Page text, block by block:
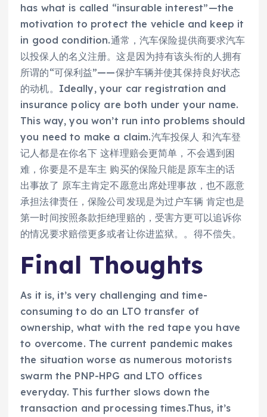
has what is called “insurable interest”—the
motivation to protect the vehicle and keep it
in good condition.通常，汽车保险提供商要求汽车
以投保人的名义注册。这是因为持有该头衔的人拥有
所谓的“可保利益”——保护车辆并使其保持良好状态
的动机。Ideally, your car registration and
insurance policy are both under your name.
This way, you won’t run into problems should
you need to make a claim.汽车投保人 和汽车登
记人都是在你名下 这样理赔会更简单，不会遇到困
难，你要是不是车主 购买的保险只能是原车主的话
出事故了 原车主肯定不愿意出席处理事故，也不愿意
承担法律责任，保险公司发现是为过户车辆 肯定也是
第一时间按照条款拒绝理赔的，受害方更可以追诉你
的情况要求赔偿更多或者让你进监狱。。得不偿失。
Final Thoughts
As it is, it’s very challenging and time-
consuming to do an LTO transfer of
ownership, what with the red tape you have
to overcome. The current pandemic makes
the situation worse as numerous motorists
swarm the PNP-HPG and LTO offices
everyday. This further slows down the
transaction and processing times.Thus, it’s